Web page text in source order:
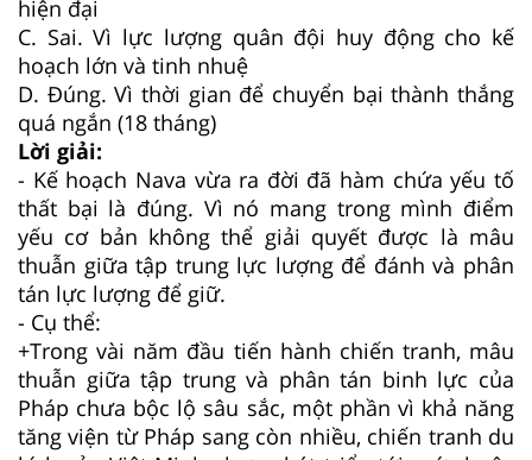
hiện đại
C. Sai. Vì lực lượng quân đội huy động cho kế
hoạch lớn và tinh nhuệ
D. Đúng. Vì thời gian để chuyển bại thành thắng
quá ngắn (18 tháng)
Lời giải:
- Kế hoạch Nava vừa ra đời đã hàm chứa yếu tố
thất bại là đúng. Vì nó mang trong mình điểm
yếu cơ bản không thể giải quyết được là mâu
thuẫn giữa tập trung lực lượng để đánh và phân
tán lực lượng để giữ.
- Cụ thể:
+Trong vài năm đầu tiến hành chiến tranh, mâu
thuẫn giữa tập trung và phân tán binh lực của
Pháp chưa bộc lộ sâu sắc, một phần vì khả năng
tăng viện từ Pháp sang còn nhiều, chiến tranh du